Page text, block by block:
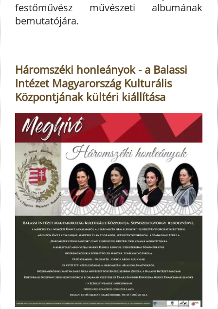
festőművész művészeti albumának
bemutatójára.
Háromszéki honleányok - a Balassi
Intézet Magyarország Kulturális
Központjának kültéri kiállítása